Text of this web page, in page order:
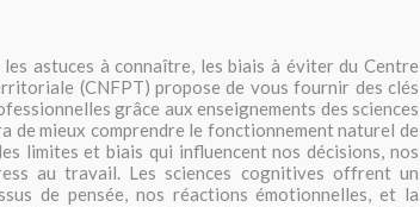
les astuces à connaître, les biais à éviter du Centre
(CNFPT) propose de vous fournir des clés
grâce aux enseignements des sciences
de mieux comprendre le fonctionnement naturel de
limites et biais qui influencent nos décisions, nos
au travail. Les sciences cognitives offrent un
de pensée, nos réactions émotionnelles, et la